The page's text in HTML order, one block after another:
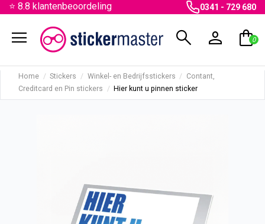
⭐ 8.8 klantenbeoordeling 0341 - 729 680
menu search person shopping_bag
0
Home Stickers Winkel- en Bedrijfsstickers
Contant,
Creditcard en Pin stickers
Hier kunt u pinnen sticker